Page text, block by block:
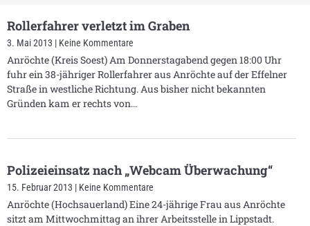
Rollerfahrer verletzt im Graben
3. Mai 2013 Keine Kommentare
Anröchte (Kreis Soest) Am Donnerstagabend gegen 18:00 Uhr
fuhr ein 38-jähriger Rollerfahrer aus Anröchte auf der Effelner
Straße in westliche Richtung. Aus bisher nicht bekannten
Gründen kam er rechts von
Polizeieinsatz nach „Webcam Überwachung“
15. Februar 2013 Keine Kommentare
Anröchte (Hochsauerland) Eine 24-jährige Frau aus Anröchte
sitzt am Mittwochmittag an ihrer Arbeitsstelle in Lippstadt.